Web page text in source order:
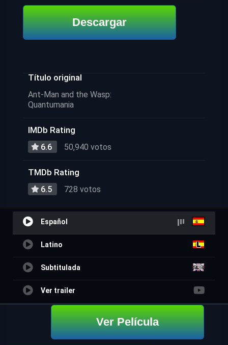
Descargar
Título original
Ant-Man and the Wasp:
Quantumania
IMDb Rating
6.6 50,940 votos
TMDb Rating
6.5 728 votos
Español
Latino
Subtitulada
Ver trailer
Ver Película